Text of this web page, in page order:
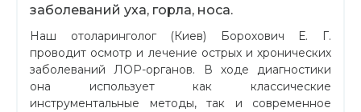
заболеваний уха, горла, носа.
Наш отоларинголог (Киев) Борохович Е. Г.
проводит осмотр и лечение острых и хронических
заболеваний ЛОР-органов. В ходе диагностики
она использует как классические
инструментальные методы, так и современное